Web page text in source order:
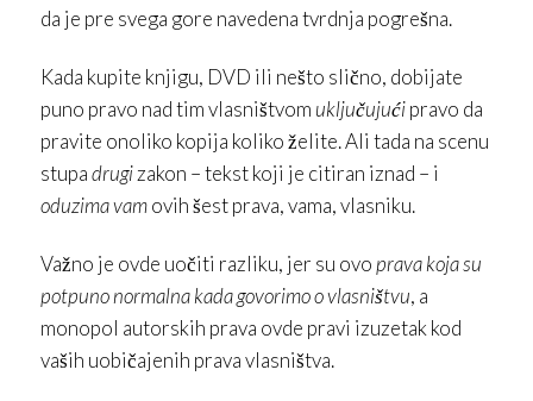
da je pre svega gore navedena tvrdnja pogrešna.
Kada kupite knjigu, DVD ili nešto slično, dobijate
puno pravo nad tim vlasništvom uključujućipravo da
pravite onoliko kopija koliko želite. Ali tada na scenu
stupadrugizakon – tekst koji je citiran iznad – i
oduzima vamovih šest prava, vama, vlasniku.
Važno je ovde uočiti razliku, jer su ovo prava koja su
potpuno normalna kada govorimo o vlasništvu, a
monopol autorskih prava ovde pravi izuzetak kod
vaših uobičajenih prava vlasništva.